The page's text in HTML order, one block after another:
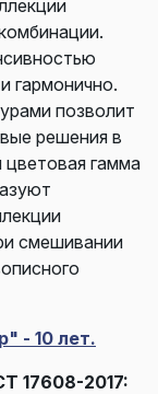
гармонично.
позволит
решения в
гамма
смешивании
- 10 лет.
17608-2017: